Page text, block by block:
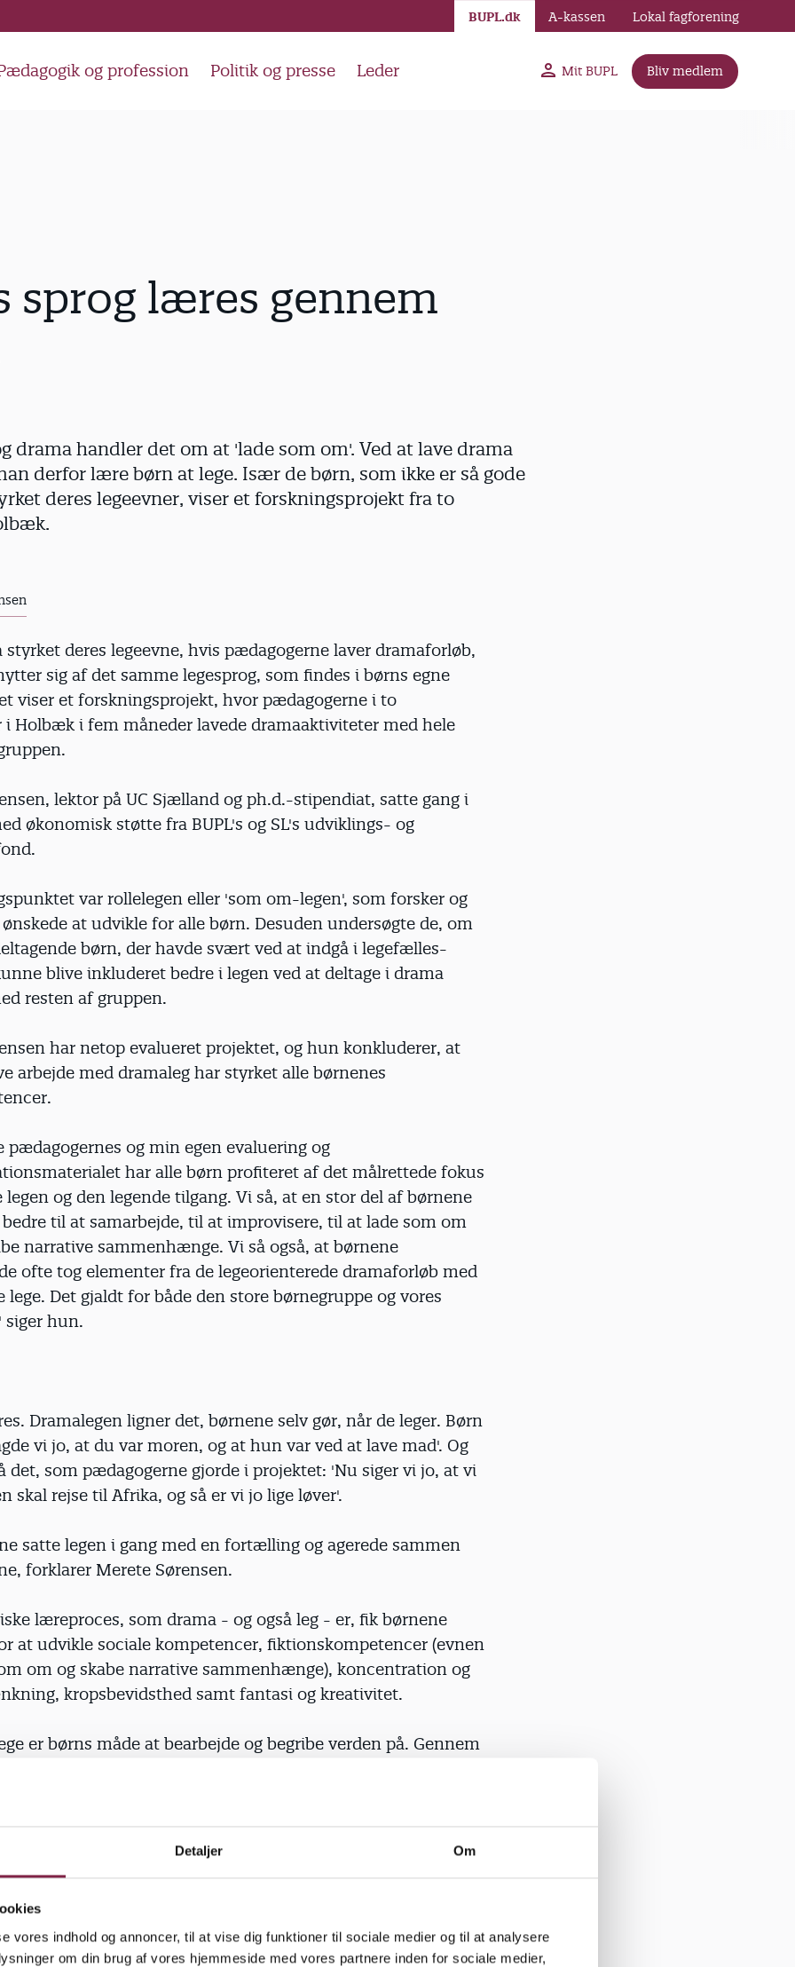
Detaljer Om
vores indhold og annoncer, til at vise dig funktioner til sociale medier og til at analysere
om din brug af vores hjemmeside med vores partnere inden for sociale medier,
og profession Politik og presse Leder Mit BUPL Bliv medlem
BUPL.dk A-kassen Lokal fagforening
sprog læres gennem
drama handler det om at 'lade som om'. Ved at lave drama
derfor lære børn at lege. Især de børn, som ikke er så gode
deres legeevner, viser et forskningsprojekt fra to
styrket deres legeevne, hvis pædagogerne laver dramaforløb,
sig af det samme legesprog, som findes i børns egne
viser et forskningsprojekt, hvor pædagogerne i to
i Holbæk i fem måneder lavede dramaaktiviteter med hele
lektor på UC Sjælland og ph.d.-stipendiat, satte gang i
økonomisk støtte fra BUPL's og SL's udviklings- og
var rollelegen eller 'som om-legen', som forsker og
at udvikle for alle børn. Desuden under­søgte de, om
børn, der havde svært ved at indgå i legefælles­
blive inkluderet bedre i legen ved at deltage i drama
resten af gruppen.
har netop evalueret projektet, og hun konkluderer, at
arbejde med dramaleg har styrket alle børnenes
pædagogernes og min egen evaluering og
har alle børn profiteret af det målrettede fokus
legen og den legende tilgang. Vi så, at en stor del af børnene
til at samarbejde, til at improvisere, til at lade som om
narrative sammenhænge. Vi så også, at børnene
ofte tog elementer fra de legeorienterede drama­forløb med
lege. Det gjaldt for både den store børnegruppe og vores
siger hun.
Dramalegen ligner det, børnene selv gør, når de leger. Børn
vi jo, at du var moren, og at hun var ved at lave mad'. Og
det, som pædagogerne gjorde i projektet: 'Nu siger vi jo, at vi
skal rejse til Afrika, og så er vi jo lige løver'.
satte legen i gang med en fortælling og agerede sammen
forklarer Merete Sørensen.
læreproces, som drama - og også leg - er, fik børnene
at udvikle sociale kompetencer, fiktionskompetencer (evnen
om og skabe narrative sammenhænge), koncentration og
kropsbevidsthed samt fantasi og kreativitet.
er børns måde at bearbejde og begribe verden på. Gennem
er en del af," siger Merete Sørensen.
der kan lege. I projektet var de kompetente legere